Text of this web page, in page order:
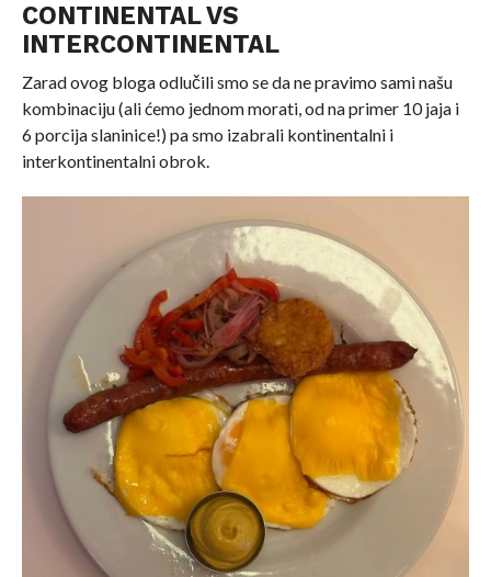
CONTINENTAL VS
INTERCONTINENTAL
Zarad ovog bloga odlučili smo se da ne pravimo sami našu
kombinaciju (ali ćemo jednom morati, od na primer 10 jaja i
6 porcija slaninice!) pa smo izabrali kontinentalni i
interkontinentalni obrok.